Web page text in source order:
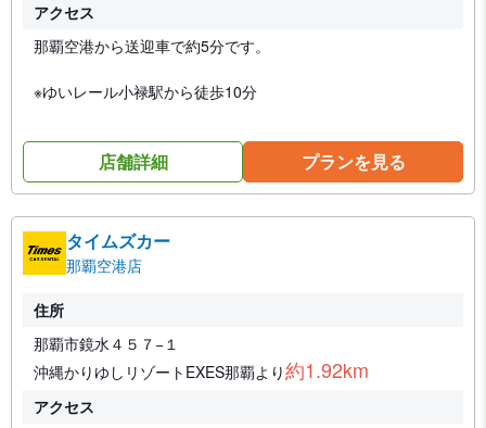
アクセス
那覇空港から送迎車で約5分です。
※ゆいレール小禄駅から徒歩10分
店舗詳細 プランを見る
タイムズカー
那覇空港店
住所
那覇市鏡水４５７−１
沖縄かりゆしリゾートEXES那覇より約1.92km
アクセス